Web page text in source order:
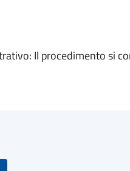
Il procedimento si